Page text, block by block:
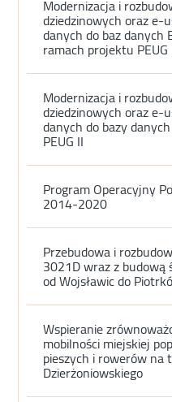
Modernizacja i
dziedzinowych oraz e-
danych do baz danych
ramach projektu PEUG
Modernizacja i
dziedzinowych oraz e-
danych do bazy
PEUG II
Program Operacyjny
2014-2020
Przebudowa i
3021D wraz z budową
od Wojsławic do
Wspieranie
mobilności miejskiej
pieszych i rowerów na
Dzierżoniowskiego